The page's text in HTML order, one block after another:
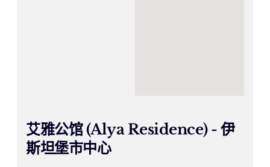
艾雅公馆 (Alya Residence) - 伊
斯坦堡市中心